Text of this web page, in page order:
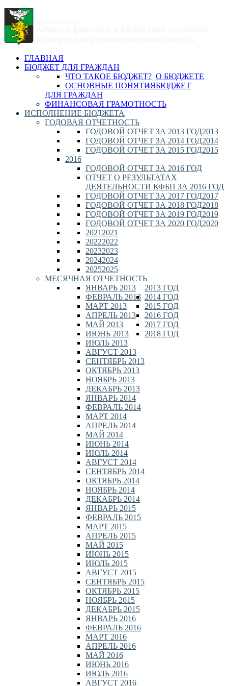
ГЛАВНАЯ
БЮДЖЕТ ДЛЯ ГРАЖДАН
О БЮДЖЕТЕ
ЧТО ТАКОЕ БЮДЖЕТ?
ОСНОВНЫЕ ПОНЯТИЯБЮДЖЕТ
ДЛЯ ГРАЖДАН
ФИНАНСОВАЯ ГРАМОТНОСТЬ
ИСПОЛНЕНИЕ БЮДЖЕТА
ГОДОВАЯ ОТЧЕТНОСТЬ
2013
ГОДОВОЙ ОТЧЕТ ЗА 2013 ГОД
2014
ГОДОВОЙ ОТЧЕТ ЗА 2014 ГОД
2015
ГОДОВОЙ ОТЧЕТ ЗА 2015 ГОД
2016
ГОДОВОЙ ОТЧЕТ ЗА 2016 ГОД
ОТЧЕТ О РЕЗУЛЬТАТАХ
ДЕЯТЕЛЬНОСТИ КФБП ЗА 2016 ГОД
2017
ГОДОВОЙ ОТЧЕТ ЗА 2017 ГОД
2018
ГОДОВОЙ ОТЧЕТ ЗА 2018 ГОД
2019
ГОДОВОЙ ОТЧЕТ ЗА 2019 ГОД
2020
ГОДОВОЙ ОТЧЕТ ЗА 2020 ГОД
2021
2021
2022
2022
2023
2023
2024
2024
2025
2025
МЕСЯЧНАЯ ОТЧЕТНОСТЬ
2013 ГОД
ЯНВАРЬ 2013
ФЕВРАЛЬ 2013
МАРТ 2013
АПРЕЛЬ 2013
МАЙ 2013
ИЮНЬ 2013
ИЮЛЬ 2013
АВГУСТ 2013
СЕНТЯБРЬ 2013
ОКТЯБРЬ 2013
НОЯБРЬ 2013
ДЕКАБРЬ 2013
2014 ГОД
ЯНВАРЬ 2014
ФЕВРАЛЬ 2014
МАРТ 2014
АПРЕЛЬ 2014
МАЙ 2014
ИЮНЬ 2014
ИЮЛЬ 2014
АВГУСТ 2014
СЕНТЯБРЬ 2014
ОКТЯБРЬ 2014
НОЯБРЬ 2014
ДЕКАБРЬ 2014
2015 ГОД
ЯНВАРЬ 2015
ФЕВРАЛЬ 2015
МАРТ 2015
АПРЕЛЬ 2015
МАЙ 2015
ИЮНЬ 2015
ИЮЛЬ 2015
АВГУСТ 2015
СЕНТЯБРЬ 2015
ОКТЯБРЬ 2015
НОЯБРЬ 2015
ДЕКАБРЬ 2015
2016 ГОД
ЯНВАРЬ 2016
ФЕВРАЛЬ 2016
МАРТ 2016
АПРЕЛЬ 2016
МАЙ 2016
ИЮНЬ 2016
ИЮЛЬ 2016
АВГУСТ 2016
2017 ГОД
2018 ГОД